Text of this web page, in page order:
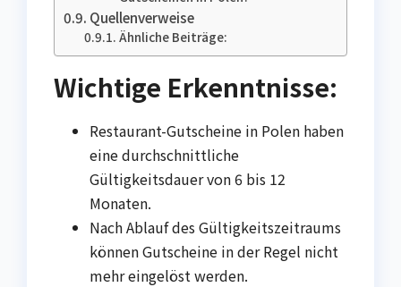
Quellenverweise
Ähnliche Beiträge:
Wichtige Erkenntnisse:
Restaurant-Gutscheine in Polen haben
eine durchschnittliche
Gültigkeitsdauer von 6 bis 12
Monaten.
Nach Ablauf des Gültigkeitszeitraums
können Gutscheine in der Regel nicht
mehr eingelöst werden.